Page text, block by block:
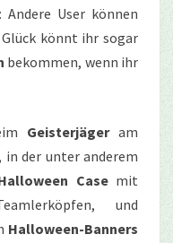
User können
könnt ihr sogar
bekommen, wenn ihr
Geisterjägeram
in der unter anderem
Casemit
und
Halloween-Banners